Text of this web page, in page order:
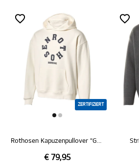
ZERTIFIZIERT
Rothosen Kapuzenpullover "Gaffel"
€ 79,95